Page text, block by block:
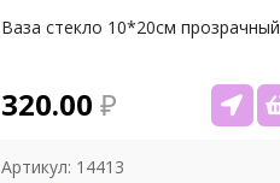
Ваза стекло 10*20см прозрачный
320.00
Артикул: 14413